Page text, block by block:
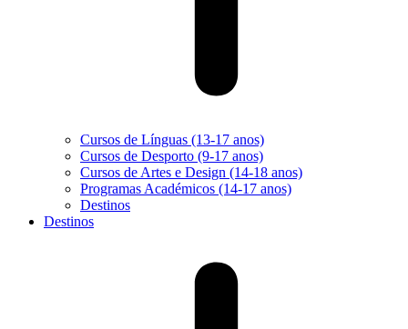
Cursos de Línguas (13-17 anos)
Cursos de Desporto (9-17 anos)
Cursos de Artes e Design (14-18 anos)
Programas Académicos (14-17 anos)
Destinos
Destinos